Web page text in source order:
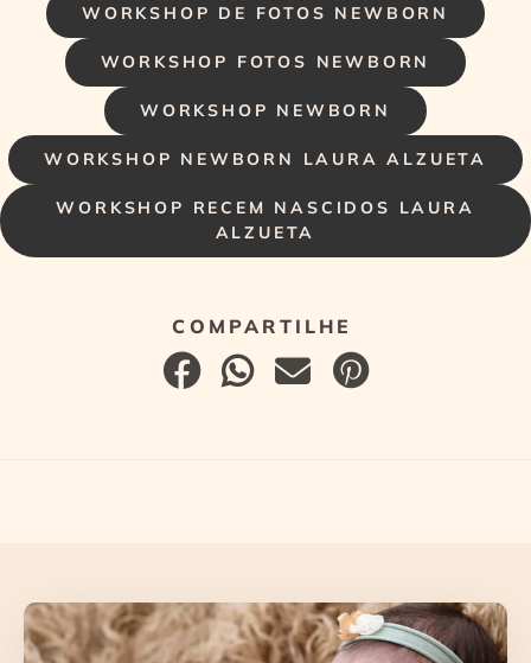
WORKSHOP DE FOTOS NEWBORN
WORKSHOP FOTOS NEWBORN
WORKSHOP NEWBORN
WORKSHOP NEWBORN LAURA ALZUETA
WORKSHOP RECEM NASCIDOS LAURA
ALZUETA